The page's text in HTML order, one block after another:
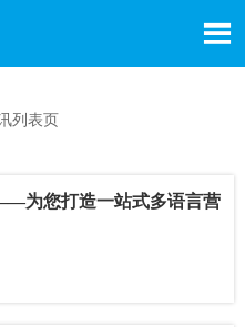

列表页
为您打造一站式多语言营